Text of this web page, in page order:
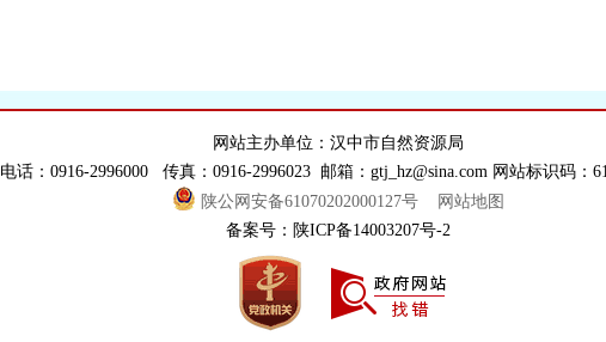
网站主办单位：汉中市自然资源局
电话：0916-2996000 传真：0916-2996023 邮箱：gtj_hz@sina.com 网站标识码：
陕公网安备61070202000127号
网站地图
备案号：陕ICP备14003207号-2